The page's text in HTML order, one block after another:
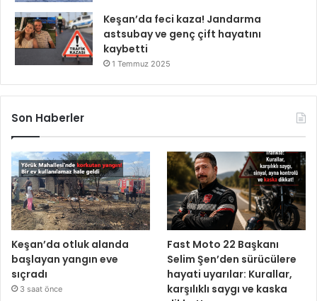
Keşan’da feci kaza! Jandarma
astsubay ve genç çift hayatını
kaybetti
1 Temmuz 2025
Son Haberler
Keşan’da otluk alanda
başlayan yangın eve
sıçradı
3 saat önce
Fast Moto 22 Başkanı
Selim Şen’den sürücülere
hayati uyarılar: Kurallar,
karşılıklı saygı ve kaska